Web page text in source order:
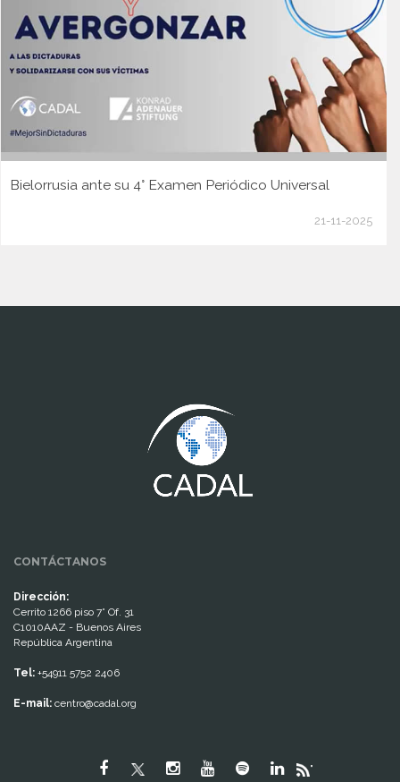
Bielorrusia ante su 4° Examen Periódico Universal
21-11-2025
CONTÁCTANOS
Dirección:
Cerrito 1266 piso 7° Of. 31
C1010AAZ - Buenos Aires
República Argentina
Tel: +54911 5752 2406
E-mail: centro@cadal.org
"